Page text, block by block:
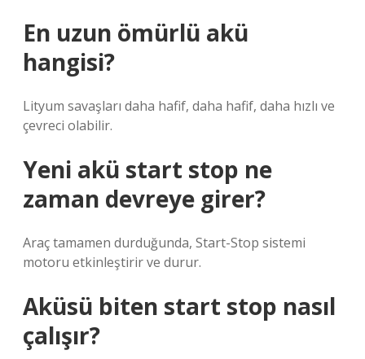
En uzun ömürlü akü
hangisi?
Lityum savaşları daha hafif, daha hafif, daha hızlı ve
çevreci olabilir.
Yeni akü start stop ne
zaman devreye girer?
Araç tamamen durduğunda, Start-Stop sistemi
motoru etkinleştirir ve durur.
Aküsü biten start stop nasıl
çalışır?